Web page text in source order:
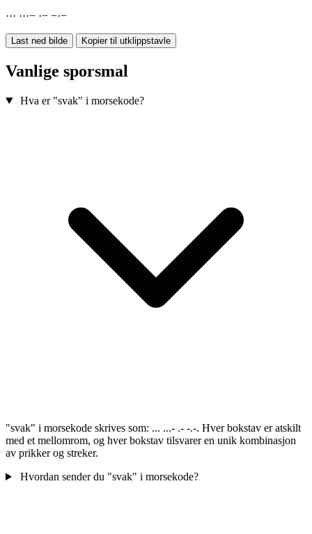
··· ···− ·− −·−
Last ned bilde Kopier til utklippstavle
Vanlige sporsmal
Hva er "svak" i morsekode?
"svak" i morsekode skrives som: ... ...- .- -.-. Hver bokstav er atskilt
med et mellomrom, og hver bokstav tilsvarer en unik kombinasjon
av prikker og streker.
Hvordan sender du "svak" i morsekode?